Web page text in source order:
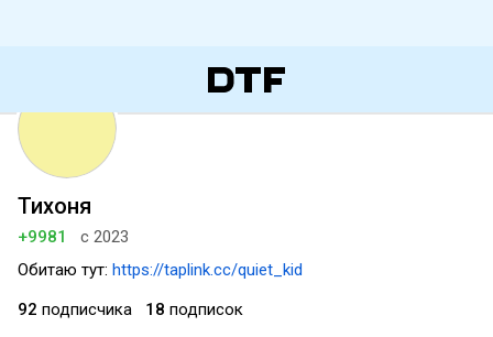
Тихоня
+9981
с 2023
Обитаю тут: https://taplink.cc/quiet_kid
92 подписчика 18 подписок